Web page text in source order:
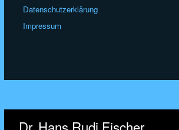
Datenschutzerklärung
Impressum